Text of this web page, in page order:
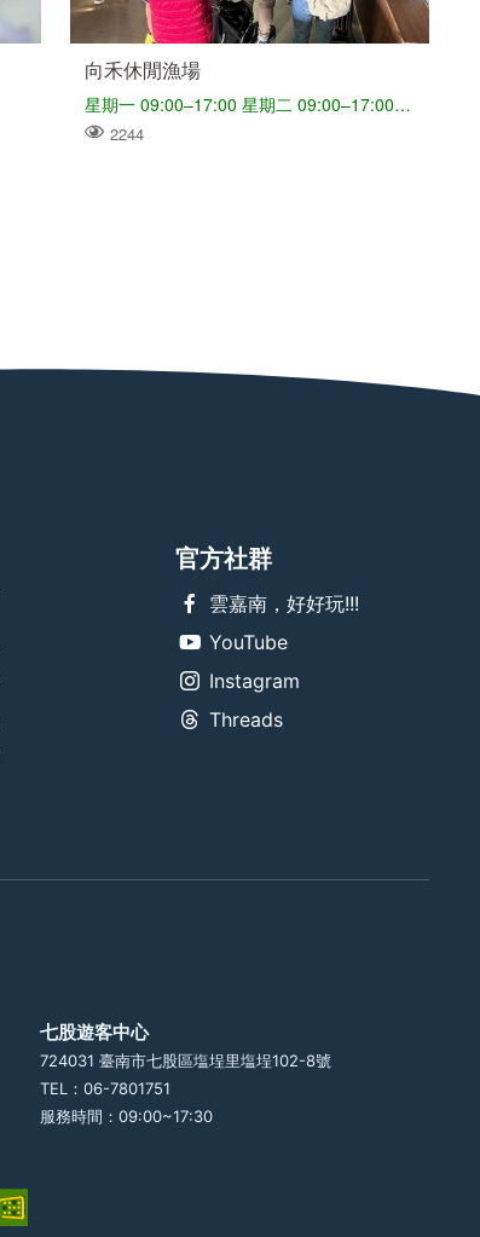
向禾休閒漁場
星期一 09:00–17:00 星期二 09:00–17:00 星期三 09:00–17:00 星期四 09:00–17:00 星期五 09:00–17:00 星期六 09:00–17:00 星期日 09:00–17:00
2244
官方社群
雲嘉南，好好玩!!!
YouTube
Instagram
Threads
七股遊客中心
724031 臺南市七股區塩埕里塩埕102-8號
TEL：06-7801751
服務時間：09:00~17:30